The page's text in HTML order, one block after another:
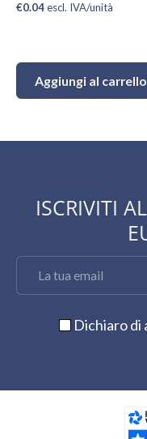
€0.04escl. IVA/unità
Aggiungi al carrello
ISCRIVITI
Dichiaro di